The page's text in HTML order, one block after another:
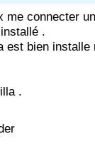
me connecter
.
est bien installe
.